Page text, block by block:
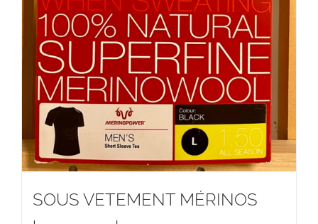
SOUS VETEMENT MÉRINOS